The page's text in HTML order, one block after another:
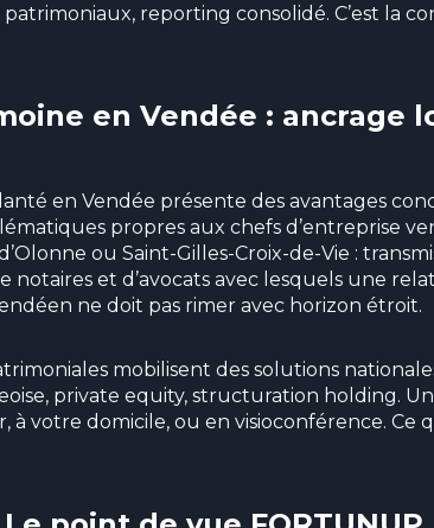
reporting consolidé. C’est la
en Vendée : ancrage
en Vendée présente des avantages
propres aux chefs d’entreprise
ou Saint-Gilles-Croix-de-Vie :
notaires et d’avocats avec lesquels une
ne doit pas rimer avec horizon étroit.
mobilisent des solutions
private equity, structuration holding.
votre domicile, ou en visioconférence. Ce